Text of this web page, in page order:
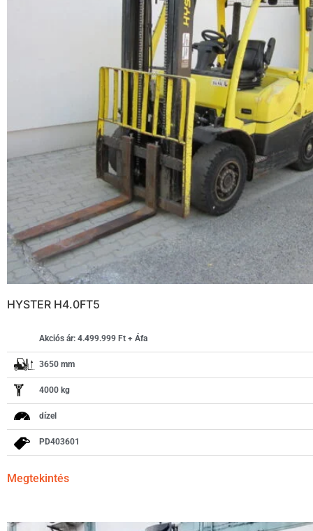
HYSTER H4.0FT5
Akciós ár: 4.499.999 Ft + Áfa
3650 mm
4000 kg
dízel
PD403601
Megtekintés